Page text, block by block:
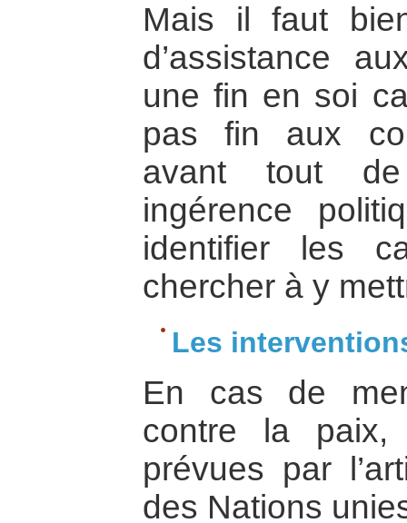
Mais il faut
d’assistance
une fin en soi
pas fin aux
avant tout
ingérence
identifier les
chercher à y
Les
En cas de
contre la paix,
prévues par
des Nations